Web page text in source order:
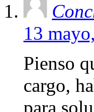
13
Pienso
cargo,
para